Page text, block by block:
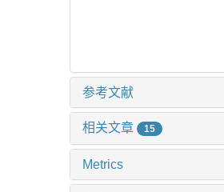
参考文献
相关文章 15
Metrics